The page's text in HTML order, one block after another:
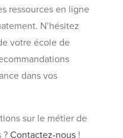
ressources en ligne
N’hésitez
votre école de
dans vos
sur le métier de
?Contactez-nous !